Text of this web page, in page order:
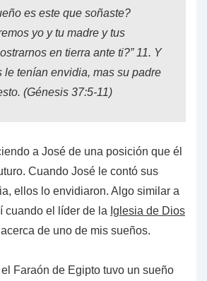
es este que soñaste?
yo y tu madre y tus
en tierra ante ti?” 11. Y
le tenían envidia, mas su padre
(Génesis 37:5-11)
a José de una posición que él
Cuando José le contó sus
ellos lo envidiaron. Algo similar a
cuando el líder de la Iglesia de Dios
de uno de mis sueños.
Faraón de Egipto tuvo un sueño